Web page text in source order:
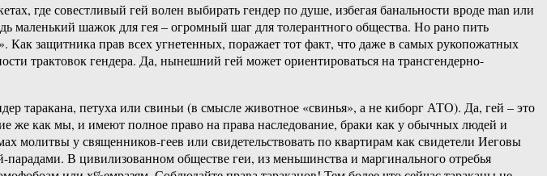
где совестливый гей волен выбирать гендер по душе, избегая банальности вроде man или
маленький шажок для гея – огромный шаг для толерантного общества. Но рано пить
защитника прав всех угнетенных, поражает тот факт, что даже в самых рукопожатных
трактовок гендера. Да, нынешний гей может ориентироваться на трансгендерно-
таракана, петуха или свиньи (в смысле животное «свинья», а не киборг АТО). Да, гей – это
же как мы, и имеют полное право на права наследование, браки как у обычных людей и
молитвы у священников-геев или свидетельствовать по квартирам как свидетели Иеговы
В цивилизованном обществе геи, из меньшинства и маргинального отребья